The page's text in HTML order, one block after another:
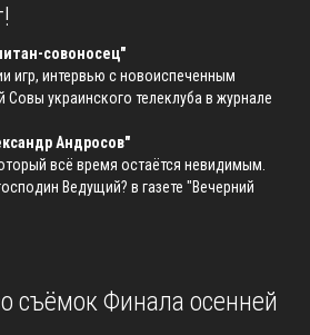
совоносец"
игр, интервью с новоиспеченным
Совы украинского телеклуба в журнале
Андросов"
всё время остаётся невидимым.
Ведущий? в газете "Вечерний
съёмок Финала осенней